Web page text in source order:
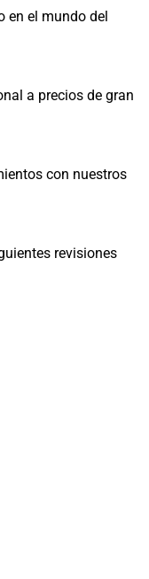
en el mundo del
a precios de gran
con nuestros
revisiones